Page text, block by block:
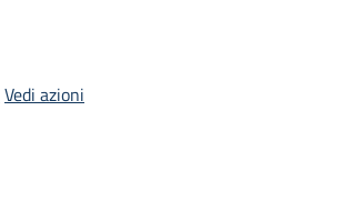
Vedi azioni